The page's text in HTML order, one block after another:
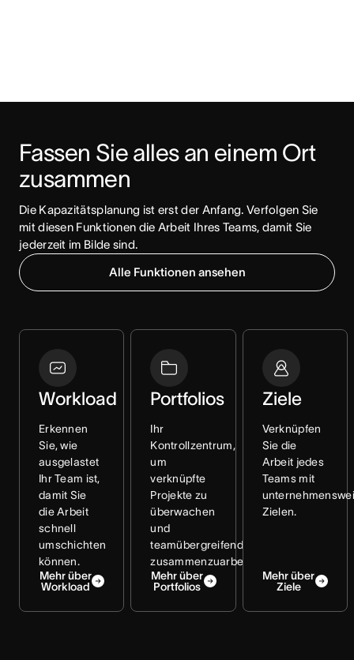
Fassen Sie alles an einem Ort
zusammen
Die Kapazitätsplanung ist erst der Anfang. Verfolgen Sie
mit diesen Funktionen die Arbeit Ihres Teams, damit Sie
jederzeit im Bilde sind.
Alle Funktionen ansehen
Workload
Erkennen
Sie, wie
ausgelastet
Ihr Team ist,
damit Sie
die Arbeit
schnell
umschichten
können.
Mehr über
Workload
Portfolios
Ihr
Kontrollzentrum,
um
verknüpfte
Projekte zu
überwachen
und
teamübergreifend
zusammenzuarbeiten.
Mehr über
Portfolios
Ziele
Verknüpfen
Sie die
Arbeit jedes
Teams mit
Zielen.
Mehr über
Ziele